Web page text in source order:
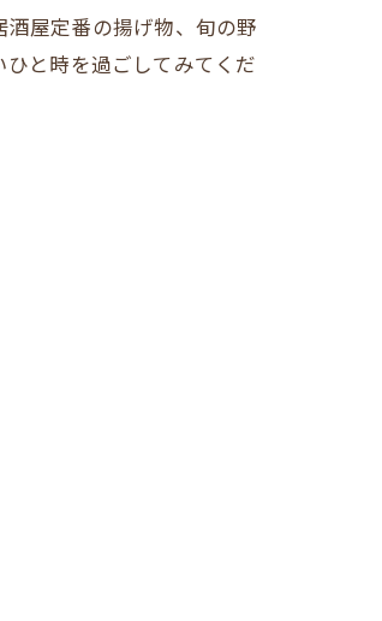
屋定番の揚げ物、旬の野
と時を過ごしてみてくだ